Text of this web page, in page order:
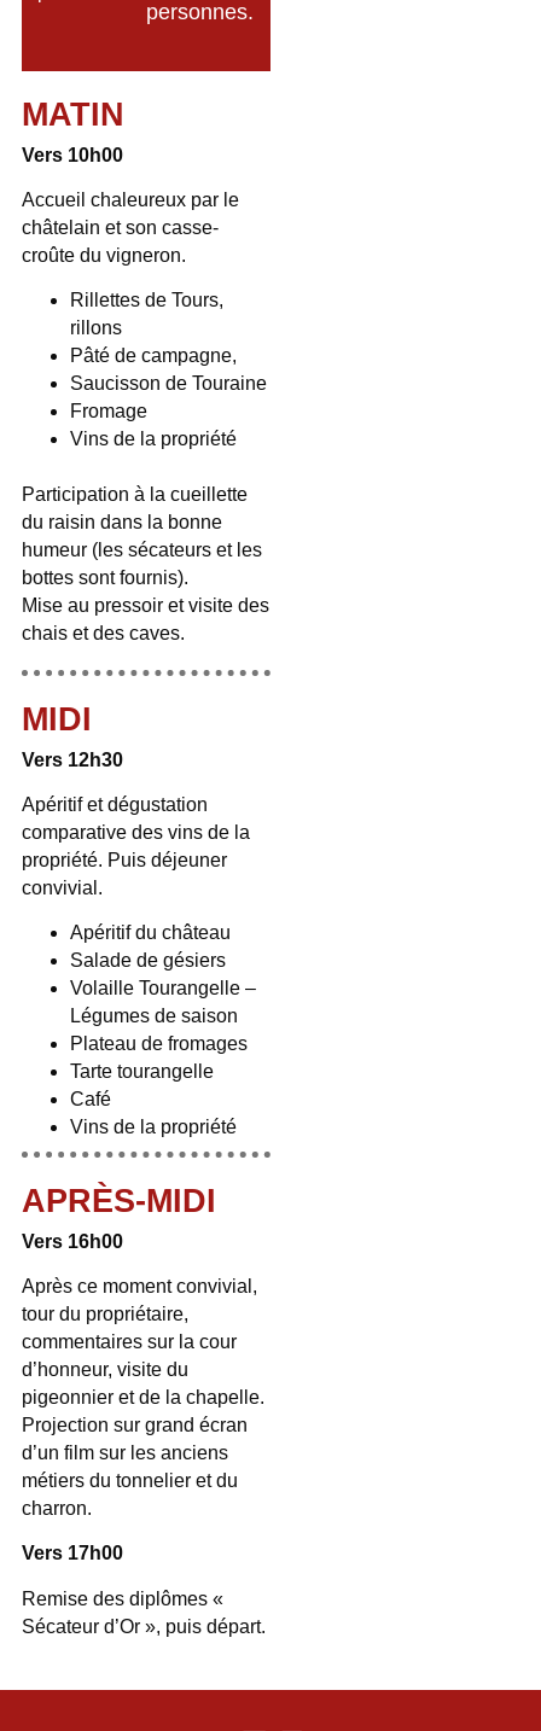
personnes.
MATIN
Vers 10h00
Accueil chaleureux par le
châtelain et son casse-
croûte du vigneron.
Rillettes de Tours,
rillons
Pâté de campagne,
Saucisson de Touraine
Fromage
Vins de la propriété
Participation à la cueillette
du raisin dans la bonne
humeur (les sécateurs et les
bottes sont fournis).
Mise au pressoir et visite des
chais et des caves.
MIDI
Vers 12h30
Apéritif et dégustation
comparative des vins de la
propriété. Puis déjeuner
convivial.
Apéritif du château
Salade de gésiers
Volaille Tourangelle –
Légumes de saison
Plateau de fromages
Tarte tourangelle
Café
Vins de la propriété
APRÈS-MIDI
Vers 16h00
Après ce moment convivial,
tour du propriétaire,
commentaires sur la cour
d’honneur, visite du
pigeonnier et de la chapelle.
Projection sur grand écran
d’un film sur les anciens
métiers du tonnelier et du
charron.
Vers 17h00
Remise des diplômes «
Sécateur d’Or », puis départ.